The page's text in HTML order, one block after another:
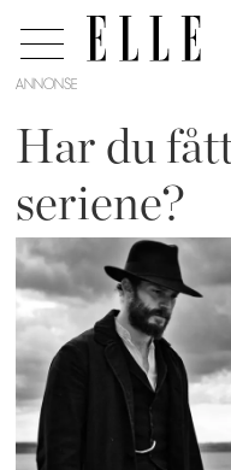
ANNONSE
Har du
seriene?